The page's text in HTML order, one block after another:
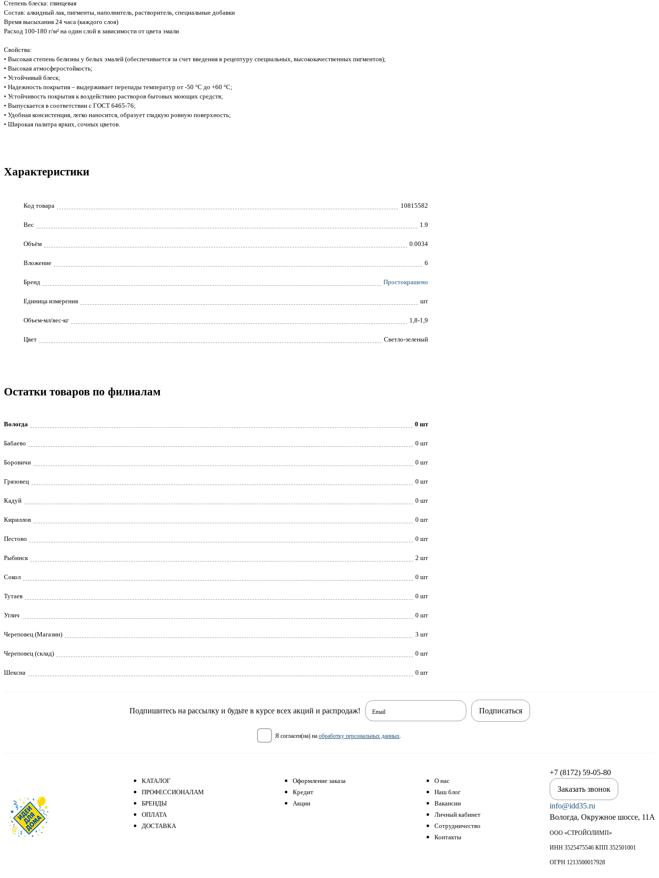
Степень блеска: глянцевая
Состав: алкидный лак, пигменты, наполнитель, растворитель, специальные добавки
Время высыхания 24 часа (каждого слоя)
Расход 100-180 г/м² на один слой в зависимости от цвета эмали
Свойства:
• Высокая степень белизны у белых эмалей (обеспечивается за счет введения в рецептуру специальных, высококачественных пигментов);
• Высокая атмосферостойкость;
• Устойчивый блеск;
• Надежность покрытия – выдерживает перепады температур от -50 °С до +60 °С;
• Устойчивость покрытия к воздействию растворов бытовых моющих средств;
• Выпускается в соответствии с ГОСТ 6465-76;
• Удобная консистенция, легко наносится, образует гладкую ровную поверхность;
• Широкая палитра ярких, сочных цветов.
Характеристики
Код товара 10815582
Вес 1.9
Объём 0.0034
Вложение 6
Бренд Простокрашено
Единица измерения шт
Объем-мл/вес-кг 1,8-1,9
Цвет Светло-зеленый
Остатки товаров по филиалам
Вологда 0 шт
Бабаево 0 шт
Боровичи 0 шт
Грязовец 0 шт
Кадуй 0 шт
Кириллов 0 шт
Пестово 0 шт
Рыбинск 2 шт
Сокол 0 шт
Тутаев 0 шт
Углич 0 шт
Череповец (Магазин) 3 шт
Череповец (склад) 0 шт
Шексна 0 шт
Подпишитесь на рассылку и будьте в курсе всех акций и распродаж! Email
я согласен(на) на обработку персональных данных.
Подписаться
КАТАЛОГ
ПРОФЕССИОНАЛАМ
БРЕНДЫ
ОПЛАТА
ДОСТАВКА
Оформление заказа
Кредит
Акции
О нас
Наш блог
Вакансии
Личный кабинет
Сотрудничество
Контакты
+7 (8172) 59-05-80
Заказать звонок
info@idd35.ru
Вологда, Окружное шоссе, 11А
ООО «СТРОЙОЛИМП»
ИНН 3525475546 КПП 352501001
ОГРН 1213500017928